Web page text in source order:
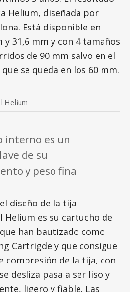
Helium, diseñada por
Está disponible en
y 31,6 mm y con 4 tamaños
de 90 mm salvo en el
se queda en los 60 mm.
Helium
interno es un
de su
y peso final
diseño de la tija
Helium es su cartucho de
han bautizado como
Cartrigde y que consigue
compresión de la tija, con
desliza pasa a ser liso y
ligero y fiable. Las